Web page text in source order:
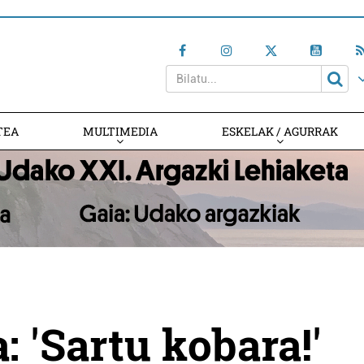
MULTIMEDIA ESKELAK / AGURRAK
'Sartu kobara!'